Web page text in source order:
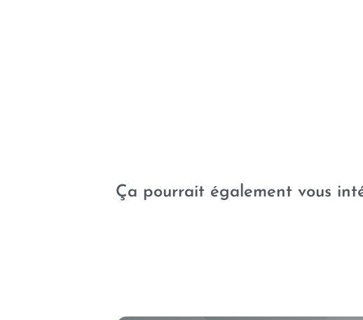
Ça pourrait également vous
assurent la qualité